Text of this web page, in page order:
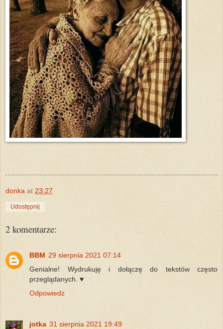
donka at 23:27
Udostępnij
2 komentarze:
BBM 29 sierpnia 2021 07:14
Genialne! Wydrukuję i dołączę do tekstów często
przeglądanych. ♥️
Odpowiedz
jotka 31 sierpnia 2021 19:49